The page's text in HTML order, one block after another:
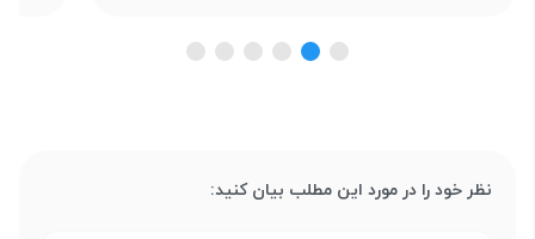
نظر خود را در مورد این مطلب بیان کنید: